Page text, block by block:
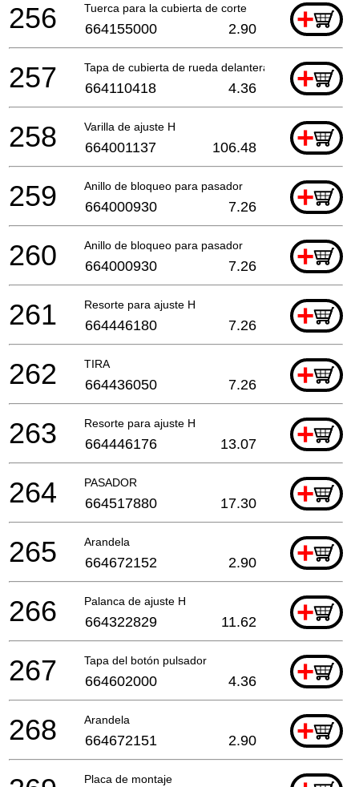
Tuerca para la cubierta de corte +
256 664155000 2.90
Tapa de cubierta de rueda delantera +
257 664110418 4.36
Varilla de ajuste H +
258 664001137 106.48
Anillo de bloqueo para pasador +
259 664000930 7.26
Anillo de bloqueo para pasador +
260 664000930 7.26
Resorte para ajuste H +
261 664446180 7.26
TIRA +
262 664436050 7.26
Resorte para ajuste H +
263 664446176 13.07
PASADOR +
264 664517880 17.30
Arandela +
265 664672152 2.90
Palanca de ajuste H +
266 664322829 11.62
Tapa del botón pulsador +
267 664602000 4.36
Arandela +
268 664672151 2.90
Placa de montaje